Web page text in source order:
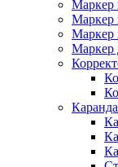
Маркер
Маркер
Маркер